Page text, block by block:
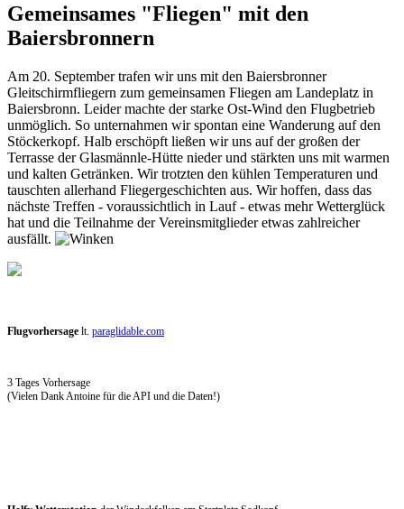
Gemeinsames "Fliegen" mit den
Baiersbronnern
Am 20. September trafen wir uns mit den Baiersbronner
Gleitschirmfliegern zum gemeinsamen Fliegen am Landeplatz in
Baiersbronn. Leider machte der starke Ost-Wind den Flugbetrieb
unmöglich. So unternahmen wir spontan eine Wanderung auf den
Stöckerkopf. Halb erschöpft ließen wir uns auf der großen der
Terrasse der Glasmännle-Hütte nieder und stärkten uns mit warmen
und kalten Getränken. Wir trotzten den kühlen Temperaturen und
tauschten allerhand Fliegergeschichten aus. Wir hoffen, dass das
nächste Treffen - voraussichtlich in Lauf - etwas mehr Wetterglück
hat und die Teilnahme der Vereinsmitglieder etwas zahlreicher
ausfällt.
Flugvorhersage lt. paraglidable.com
3 Tages Vorhersage
(Vielen Dank Antoine für die API und die Daten!)